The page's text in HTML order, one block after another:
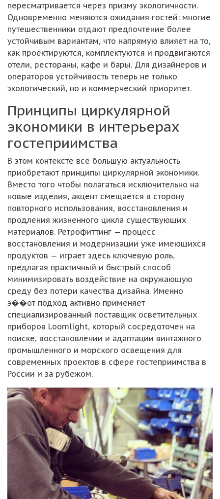
пересматривается через призму экологичности.
Одновременно меняются ожидания гостей: многие
путешественники отдают предпочтение более
устойчивым вариантам, что напрямую влияет на то,
как проектируются, комплектуются и продвигаются
отели, рестораны, кафе и бары. Для дизайнеров и
операторов устойчивость теперь не только
экологический, но и коммерческий приоритет.
Принципы циркулярной
экономики в интерьерах
гостеприимства
В этом контексте всё большую актуальность
приобретают принципы циркулярной экономики.
Вместо того чтобы полагаться исключительно на
новые изделия, акцент смещается в сторону
повторного использования, восстановления и
продления жизненного цикла существующих
материалов. Ретрофиттинг — процесс
восстановления и модернизации уже имеющихся
продуктов — играет здесь ключевую роль,
предлагая практичный и быстрый способ
минимизировать воздействие на окружающую
среду без потери качества дизайна. Именно
э��от подход активно применяет
специализированный поставщик осветительных
приборов Loomlight, который сосредоточен на
поиске, восстановлении и адаптации винтажного
промышленного и морского освещения для
современных проектов в сфере гостеприимства в
России и за рубежом.